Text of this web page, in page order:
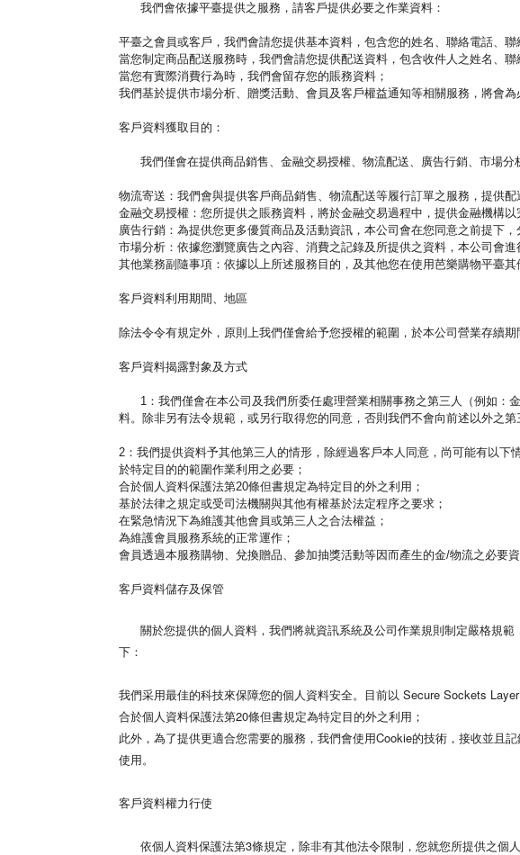
我們會依據平臺提供之服務，請客戶提供必要之作業資料：
平臺之會員或客戶，我們會請您提供基本資料，包含您的姓名、聯絡電話、
當您制定商品配送服務時，我們會請您提供配送資料，包含收件人之姓名、
當您有實際消費行為時，我們會留存您的賬務資料；
我們基於提供市場分析、贈獎活動、會員及客戶權益通知等相關服務，將會
客戶資料獲取目的：
我們僅會在提供商品銷售、金融交易授權、物流配送、廣告行銷、市場
物流寄送：我們會與提供客戶商品銷售、物流配送等履行訂單之服務，提供配
金融交易授權：您所提供之賬務資料，將於金融交易過程中，提供金融機構以
廣告行銷：為提供您更多優質商品及活動資訊，本公司會在您同意之前提下
市場分析：依據您瀏覽廣告之內容、消費之記錄及所提供之資料，本公司會
其他業務副隨事項：依據以上所述服務目的，及其他您在使用芭樂購物平臺
客戶資料利用期間、地區
除法令令有規定外，原則上我們僅會給予您授權的範圍，於本公司營業存續
客戶資料揭露對象及方式
1：我們僅會在本公司及我們所委任處理營業相關事務之第三人（例如：
料。除非另有法令規範，或另行取得您的同意，否則我們不會向前述以外之第
2：我們提供資料予其他第三人的情形，除經過客戶本人同意，尚可能有以
於特定目的的範圍作業利用之必要；
合於個人資料保護法第20條但書規定為特定目的外之利用；
基於法律之規定或受司法機關與其他有權基於法定程序之要求；
在緊急情況下為維護其他會員或第三人之合法權益；
為維護會員服務系統的正常運作；
會員透過本服務購物、兌換贈品、參加抽獎活動等因而產生的金/物流之必要資
客戶資料儲存及保管
關於您提供的個人資料，我們將就資訊系統及公司作業規則制定嚴格規範
下：
我們采用最佳的科技來保障您的個人資料安全。目前以 Secure Sockets
合於個人資料保護法第20條但書規定為特定目的外之利用；
此外，為了提供更適合您需要的服務，我們會使用Cookie的技術，接收並且
使用。
客戶資料權力行使
依個人資料保護法第3條規定，除非有其他法令限制，您就您所提供之個